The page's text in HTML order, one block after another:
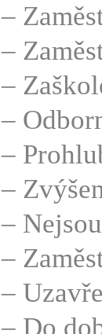
–
–
–
–
–
–
–
–
–
– Do